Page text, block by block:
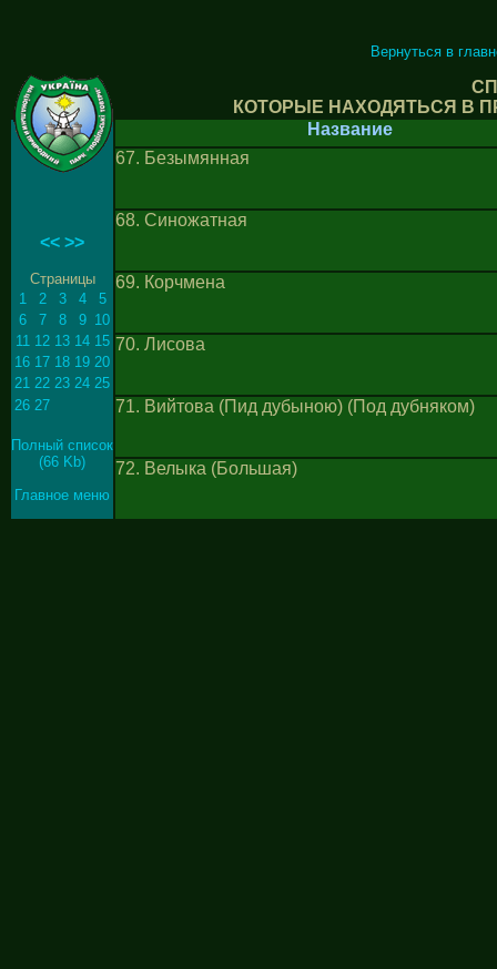
Вернуться в
КОТОРЫЕ НАХОДЯТЬСЯ В
<< >>
Страницы
1
2 3 4
5
6
7 8 9 10
11 12 13 14 15
16 17 18 19 20
21 22 23 24 25
26 27
Полный список
(66 Kb)
Главное меню
Название
67. Безымянная
68. Синожатная
69. Корчмена
70. Лисова
71. Вийтова (Пид дубыною) (Под дубняком)
72. Велыка (Большая)